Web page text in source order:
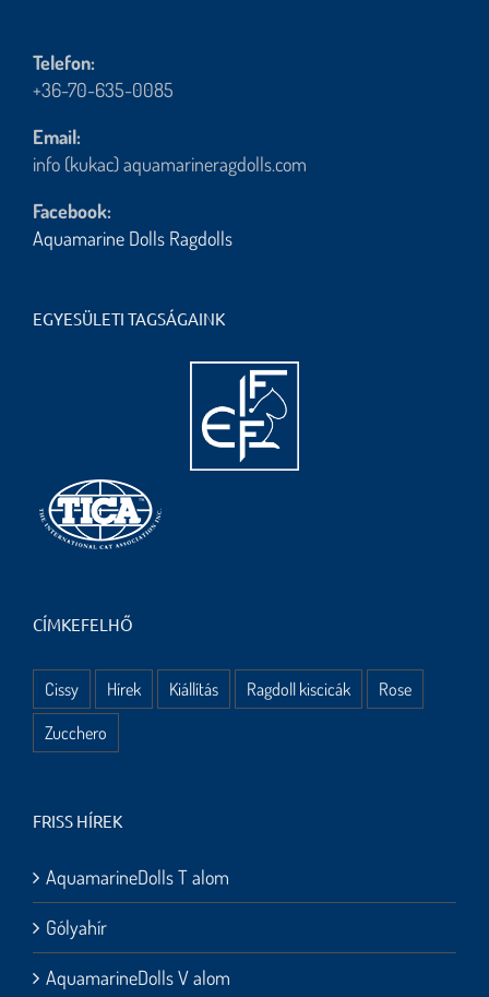
Telefon:
+36-70-635-0085
Email:
info (kukac) aquamarineragdolls.com
Facebook:
Aquamarine Dolls Ragdolls
EGYESÜLETI TAGSÁGAINK
CÍMKEFELHŐ
Cissy Hírek Kiállítás Ragdoll kiscicák
Rose
Zucchero
FRISS HÍREK
AquamarineDolls T alom
Gólyahír
AquamarineDolls V alom